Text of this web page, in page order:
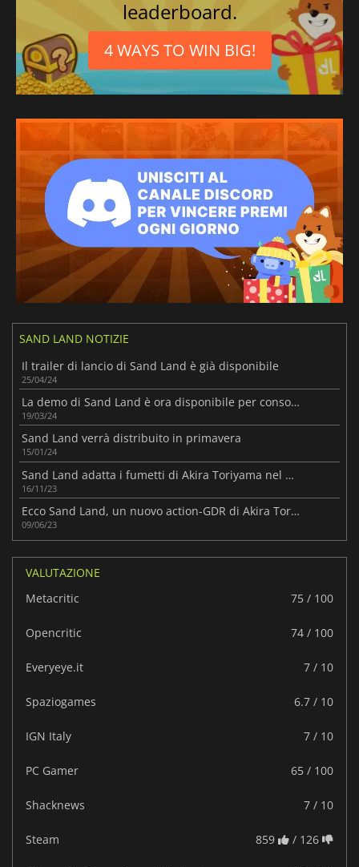
leaderboard.
4 WAYS TO WIN BIG!
SAND LAND NOTIZIE
Il trailer di lancio di Sand Land è già disponibile
25/04/24
La demo di Sand Land è ora disponibile per console e PC
19/03/24
Sand Land verrà distribuito in primavera
15/01/24
Sand Land adatta i fumetti di Akira Toriyama nel modo migliore possibile
16/11/23
Ecco Sand Land, un nuovo action-GDR di Akira Toriyama.
09/06/23
VALUTAZIONE
Metacritic
75 / 100
Opencritic 74 / 100
Everyeye.it 7 / 10
Spaziogames 6.7 / 10
IGN Italy 7 / 10
PC Gamer 65 / 100
Shacknews 7 / 10
Steam 859 / 126